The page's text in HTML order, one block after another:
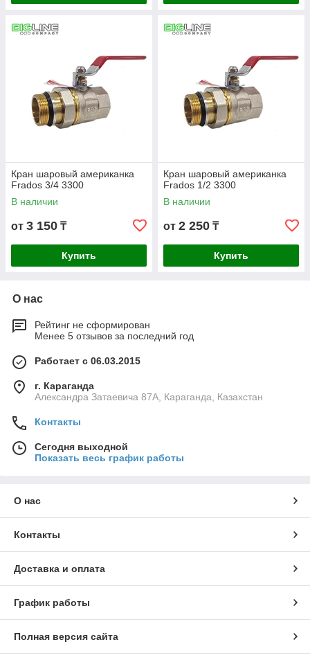
Кран шаровый американка
Frados 3/4 3300
В наличии
от 3 150 ₸
Купить
Кран шаровый американка
Frados 1/2 3300
В наличии
от 2 250 ₸
Купить
О нас
Рейтинг не сформирован
Менее 5 отзывов за последний год
Работает с 06.03.2015
г. Караганда
Александра Затаевича 87А, Караганда, Казахстан
Контакты
Сегодня выходной
Показать весь график работы
О нас
Контакты
Доставка и оплата
График работы
Полная версия сайта